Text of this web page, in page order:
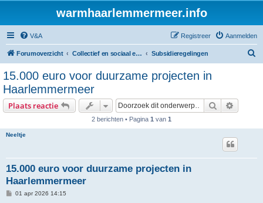
warmhaarlemmermeer.info
V&A Aanmelden
Registreer
Forumoverzicht Collectief en sociaal energie initiatief Subsidieregelingen
15.000 euro voor duurzame projecten in
Haarlemmermeer
Plaats reactie Zoek
2 berichten • Pagina 1 van 1
Neeltje
15.000 euro voor duurzame projecten in
Haarlemmermeer
B01 apr 2026 14:15